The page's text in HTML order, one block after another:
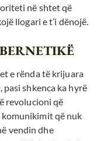
në shtet që
llogari e t’i dënojë.
e rënda të krijuara
shkenca ka hyrë
revolucioni që
që nuk
vendin dhe